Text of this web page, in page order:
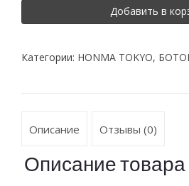
Добавить в
Категории: HONMA TOKYO,
Описание Отзывы (0)
Описание товара